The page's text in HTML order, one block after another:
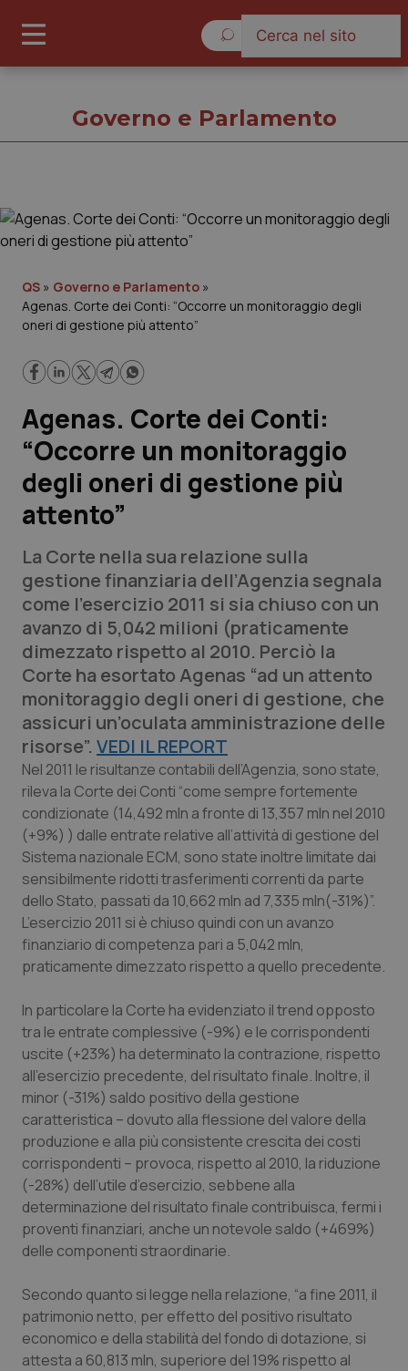
Governo e Parlamento
Regioni e Asl
Lavoro e Professioni
Scienza e Farmaci
Studi e Analisi
Lettere al direttore
Edizioni Regionali
QS Pro
Professionisti Sanitari.AI
Abruzzo
Basilicata
Calabria
Campania
Emilia-Romagna
Friuli Venezia Giulia
Lazio
Liguria
Lombardia
Marche
Molise
Piemonte
Provincia Autonoma di Bolzano
Provincia Autonoma di Trento
QS Pro Gold
Artrite & artrosi
Asma & BPCO
Car-T
Colesterolo & coronaropatie
Dermatite Atopica
Diabete & glucometri
Disturbi dell’umore
Dolore
Donna & Salute
Epatiti
HIV
Infezioni & Febbre
Ipertensione & Scompenso
QS Club Newsletter
Governo e Parlamento
QS » Governo e Parlamento »
Agenas. Corte dei Conti: “Occorre un monitoraggio degli
oneri di gestione più attento”
Agenas. Corte dei Conti:
“Occorre un monitoraggio
degli oneri di gestione più
attento”
La Corte nella sua relazione sulla
gestione finanziaria dell’Agenzia segnala
come l’esercizio 2011 si sia chiuso con un
avanzo di 5,042 milioni (praticamente
dimezzato rispetto al 2010. Perciò la
Corte ha esortato Agenas “ad un attento
monitoraggio degli oneri di gestione, che
assicuri un’oculata amministrazione delle
risorse”. VEDI IL REPORT
Nel 2011 le risultanze contabili dell’Agenzia, sono state,
rileva la Corte dei Conti “come sempre fortemente
condizionate (14,492 mln a fronte di 13,357 mln nel 2010
(+9%) ) dalle entrate relative all’attività di gestione del
Sistema nazionale ECM, sono state inoltre limitate dai
sensibilmente ridotti trasferimenti correnti da parte
dello Stato, passati da 10,662 mln ad 7,335 mln(-31%)”.
L’esercizio 2011 si è chiuso quindi con un avanzo
finanziario di competenza pari a 5,042 mln,
praticamente dimezzato rispetto a quello precedente.
In particolare la Corte ha evidenziato il trend opposto
tra le entrate complessive (-9%) e le corrispondenti
uscite (+23%) ha determinato la contrazione, rispetto
all’esercizio precedente, del risultato finale. Inoltre, il
minor (-31%) saldo positivo della gestione
caratteristica – dovuto alla flessione del valore della
produzione e alla più consistente crescita dei costi
corrispondenti – provoca, rispetto al 2010, la riduzione
(-28%) dell’utile d’esercizio, sebbene alla
determinazione del risultato finale contribuisca, fermi i
proventi finanziari, anche un notevole saldo (+469%)
delle componenti straordinarie.
Secondo quanto si legge nella relazione, “a fine 2011, il
patrimonio netto, per effetto del positivo risultato
economico e della stabilità del fondo di dotazione, si
attesta a 60,813 mln, superiore del 19% rispetto al